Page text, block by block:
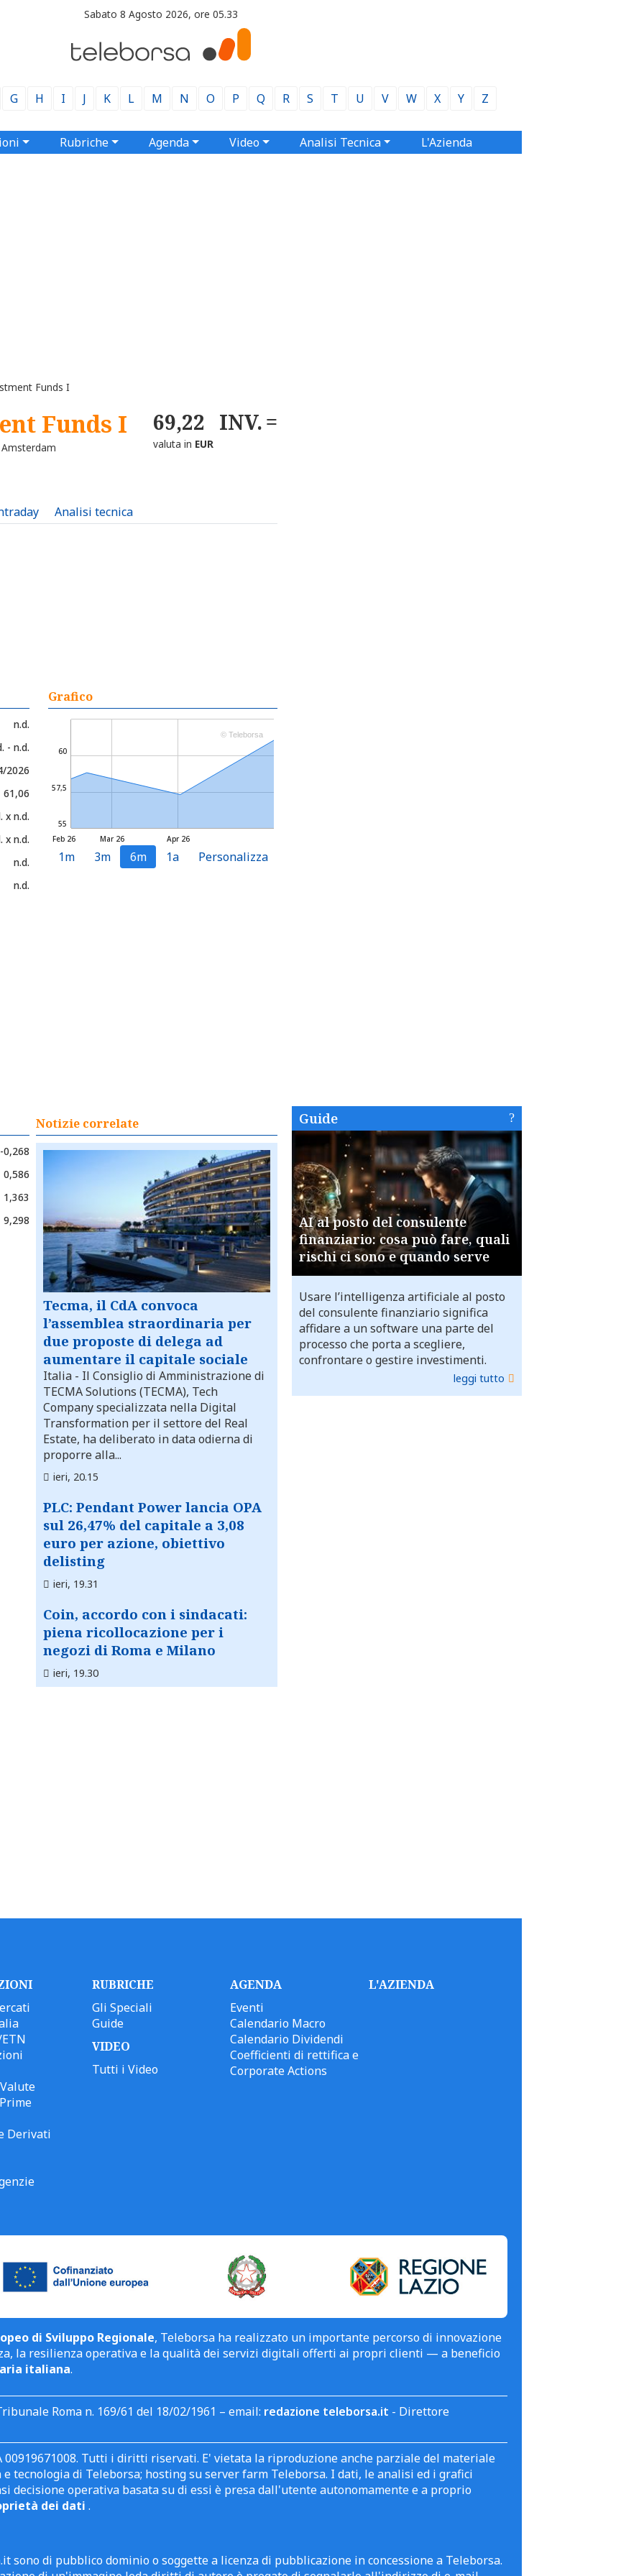
Sabato 8 Agosto 2026, ore 05.33
G H I J K L M N O P Q R S T U V W X Y Z
Rubriche Agenda Video Analisi Tecnica L'Azienda
Funds I
Funds I 69,22 INV.
valuta in EUR
Analisi tecnica
n.d.
- n.d.
2026
61,06
x n.d.
x n.d.
n.d.
n.d.
Grafico
Feb 26 Mar 26 Apr 26
55
57,5
60
© Teleborsa
1m 3m 6m 1a Personalizza
-0,268
0,586
1,363
9,298
Notizie correlate
Tecma, il CdA convoca
l’assemblea straordinaria per
due proposte di delega ad
aumentare il capitale sociale
Italia - Il Consiglio di Amministrazione di
TECMA Solutions (TECMA), Tech
Company specializzata nella Digital
Transformation per il settore del Real
Estate, ha deliberato in data odierna di
proporre alla...
ieri, 20.15
PLC: Pendant Power lancia OPA
sul 26,47% del capitale a 3,08
euro per azione, obiettivo
delisting
ieri, 19.31
Coin, accordo con i sindacati:
piena ricollocazione per i
negozi di Roma e Milano
ieri, 19.30
Guide
AI al posto del consulente
finanziario: cosa può fare, quali
rischi ci sono e quando serve
Usare l’intelligenza artificiale al posto
del consulente finanziario significa
affidare a un software una parte del
processo che porta a scegliere,
confrontare o gestire investimenti.
leggi tutto
Derivati
RUBRICHE
Gli Speciali
Guide
VIDEO
Tutti i Video
AGENDA
Eventi
Calendario Macro
Calendario Dividendi
Coefficienti di rettifica e
Corporate Actions
L'AZIENDA
di Sviluppo Regionale, Teleborsa ha realizzato un importante percorso di innovazione
la resilienza operativa e la qualità dei servizi digitali offerti ai propri clienti — a beneficio
italiana.
Roma n. 169/61 del 18/02/1961 – email: redazione teleborsa.it - Direttore
00919671008. Tutti i diritti riservati. E' vietata la riproduzione anche parziale del materiale
tecnologia di Teleborsa; hosting su server farm Teleborsa. I dati, le analisi ed i grafici
decisione operativa basata su di essi è presa dall'utente autonomamente e a proprio
dei dati .
sono di pubblico dominio o soggette a licenza di pubblicazione in concessione a Teleborsa.